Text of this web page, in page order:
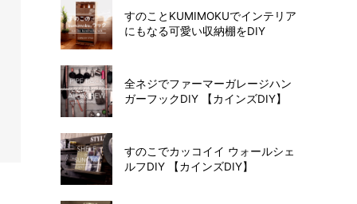
すのことKUMIMOKUでインテリア
にもなる可愛い収納棚をDIY
全ネジでファーマーガレージハン
ガーフックDIY 【カインズDIY】
すのこでカッコイイ ウォールシェ
ルフDIY 【カインズDIY】